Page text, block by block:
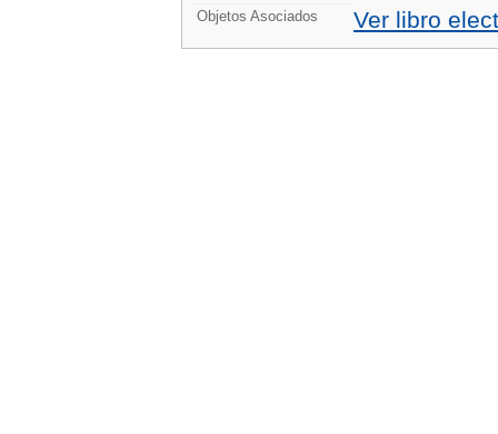
Objetos Asociados Ver libro